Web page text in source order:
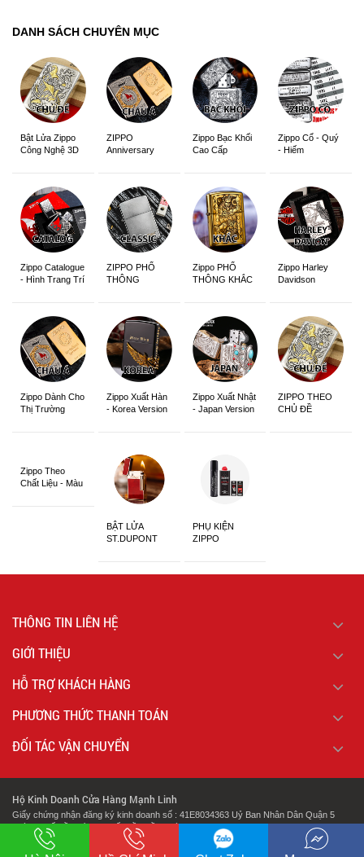
DANH SÁCH CHUYÊN MỤC
Bật Lửa Zippo
Công Nghệ 3D
ZIPPO
Anniversary
Zippo Bạc Khối
Cao Cấp
Zippo Cổ - Quý
- Hiếm
Zippo Catalogue
- Hình Trang Trí
ZIPPO PHỔ
THÔNG
Zippo PHỔ
THÔNG KHẮC
Zippo Harley
Davidson
Zippo Dành Cho
Thị Trường
Zippo Xuất Hàn
- Korea Version
Zippo Xuất Nhật
- Japan Version
ZIPPO THEO
CHỦ ĐỀ
Zippo Theo
Chất Liệu - Màu
BẬT LỬA
ST.DUPONT
PHỤ KIỆN
ZIPPO
THÔNG TIN LIÊN HỆ
GIỚI THIỆU
HỖ TRỢ KHÁCH HÀNG
PHƯƠNG THỨC THANH TOÁN
ĐỐI TÁC VẬN CHUYỂN
Hộ Kinh Doanh Cửa Hàng Mạnh Linh
Giấy chứng nhận đăng ký kinh doanh số : 41E8034363 Uỷ Ban Nhân Dân Quận 5
Thành Phố Hồ Chí Minh Cấp Lần Đầu Ngày : 07/02/2018.